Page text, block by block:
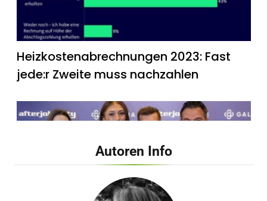
Heizkostenabrechnungen 2023: Fast
jede:r Zweite muss nachzahlen
Late Night Shopping bei Galeria Bonn /
Autoren Info